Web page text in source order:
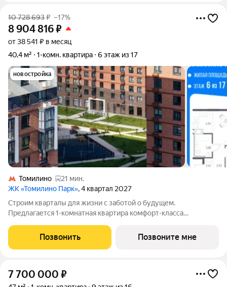
10 728 693₽ –17%
8 904 816₽
от 38 541 ₽ в месяц
40,4 м²
1-комн. квартира 6 этаж из 17
новостройка
Томилино
21 мин.
ЖК «Томилино Парк», 4 квартал 2027
Строим кварталы для жизни с заботой о будущем.
Предлагается 1-комнатная квартира комфорт-класса
этаже, в жилом комплексе "Томилино Парк".Квартира
комплекса на выбор: может быть как с отделкой,
Позвонить Позвоните мне
7 700 000 ₽